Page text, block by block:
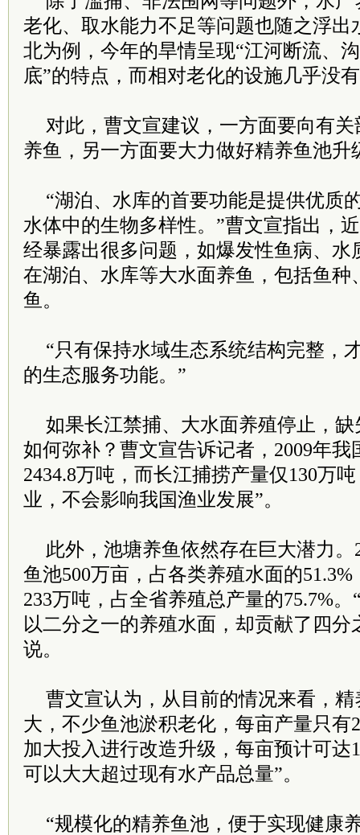
老化、取水能力不足等问题也随之浮出
北为例，今年的旱情呈现“江河断流、
底”的特点，而相对老化的设施几乎没
对此，曹文宣建议，一方面要向有
养鱼，另一方面要大力做好精养鱼池升
“湖泊、水库的首要功能是提供优质
水体中的生物多样性。”曹文宣指出，
经暴露出很多问题，如爆发性鱼病、水
在湖泊、水库等大水面养鱼，包括鱼种
鱼。
“只有保持水域生态系统结构完整，
的生态服务功能。”
如果长江禁捕、大水面养殖停止，
如何弥补？曹文宣告诉记者，2009年
2434.8万吨，而长江捕捞产量仅130万
业，不会影响我国渔业发展”。
此外，池塘养鱼依然存在巨大潜力。
鱼池500万亩，占各类养殖水面的
233万吨，占全省养殖总产量的75.7%
以二分之一的养殖水面，却贡献了四分
说。
曹文宣认为，从目前的情况来看，
大，不少鱼池淤积老化，每亩产量只有
加大投入进行改造升级，每亩预计可达
可以大大超过现有水产品总量”。
“规模化的精养鱼池，便于实现健康